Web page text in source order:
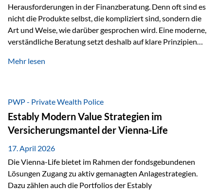
Herausforderungen in der Finanzberatung. Denn oft sind es
nicht die Produkte selbst, die kompliziert sind, sondern die
Art und Weise, wie darüber gesprochen wird. Eine moderne,
verständliche Beratung setzt deshalb auf klare Prinzipien
fünf zentrale Faktoren: eine saubere Struktur, breite
diesem Thema liefern unter anderem die praxisnahen
Ansätze von Finanzexperte Klaus Rost, der seit vielen Jahren
für eine verständliche und…
Mehr lesen
PWP - Private Wealth Police
Estably Modern Value Strategien im
Versicherungsmantel der Vienna-Life
17. April 2026
Die Vienna-Life bietet im Rahmen der fondsgebundenen
Lösungen Zugang zu aktiv gemanagten Anlagestrategien.
Dazu zählen auch die Portfolios der Estably